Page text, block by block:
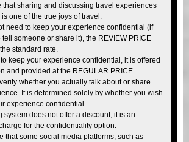
that sharing and discussing travel experiences
one of the true joys of travel.
need to keep your experience confidential (if
tell someone or share it), the REVIEW PRICE
standard rate.
keep your experience confidential, it is offered
and provided at the REGULAR PRICE.
whether you actually talk about or share
It is determined solely by whether you wish
experience confidential.
system does not offer a discount; it is an
for the confidentiality option.
that some social media platforms, such as